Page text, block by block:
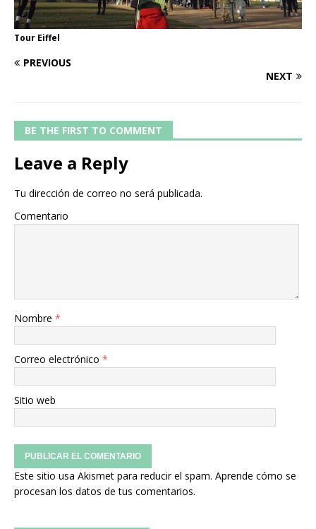
Tour Eiffel
PREVIOUS
NEXT
BE THE FIRST TO COMMENT
Leave a Reply
Tu dirección de correo no será publicada.
Comentario
Nombre *
Correo electrónico *
Sitio web
Este sitio usa Akismet para reducir el spam. Aprende cómo se
procesan los datos de tus comentarios.